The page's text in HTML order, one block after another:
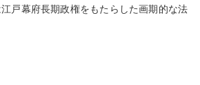
戸幕府長期政権をもたらした画期的な法